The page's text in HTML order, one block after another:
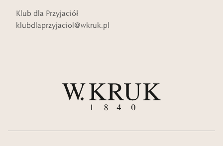
Klub dla Przyjaciół
klubdlaprzyjaciol@wkruk.pl